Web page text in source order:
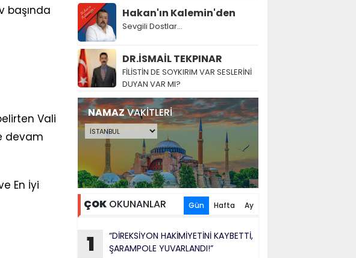
başında
Vali
devam
En İyi
Hakan'ın Kalemin'den
Sevgili Dostlar...
DR.İSMAİL TEKPINAR
FİLİSTİN DE SOYKIRIM VAR SESLERİNİ
DUYAN VAR MI?
NAMAZVAKİTLERİ
ÇOK OKUNANLAR Gün Hafta Ay
1
“DİREKSİYON HAKİMİYETİNİ KAYBETTİ,
ŞARAMPOLE YUVARLANDI!”